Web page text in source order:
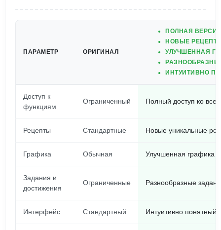
ПАРАМЕТР ОРИГИНАЛ
ПОЛНАЯ
НОВЫЕ
УЛУЧШЕННАЯ
ИНТУИТИВНО
Доступ к
функциям
Ограниченный Полный доступ ко
Рецепты Стандартные Новые уникальные
Графика Обычная Улучшенная графика
Задания и
достижения
Ограниченные Разнообразные
Интерфейс Стандартный Интуитивно понятный